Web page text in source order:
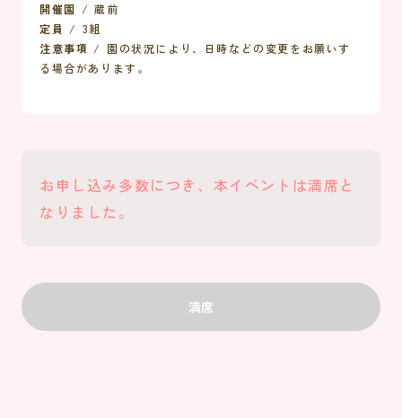
開催園
蔵前
定員
3組
注意事項
園の状況により、日時などの変更をお願いす
る場合があります。
お申し込み多数につき、本イベントは満席と
なりました。
満席